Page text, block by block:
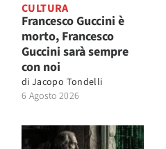
CULTURA
Francesco Guccini è
morto, Francesco
Guccini sarà sempre
con noi
di Jacopo Tondelli
6 Agosto 2026